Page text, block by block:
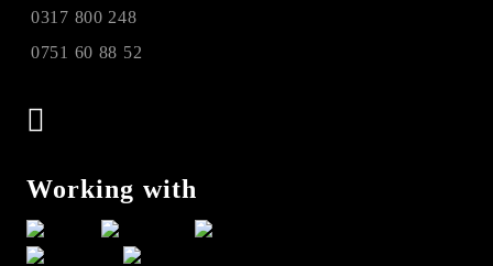
0317 800 248
0751 60 88 52
Working with